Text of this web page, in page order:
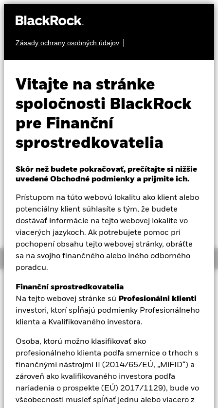
Zásady ochrany osobných údajov
Vitajte na stránke
spoločnosti BlackRock
pre Finanční
sprostredkovatelia
Skôr než budete pokračovať, prečítajte si nižšie
uvedené Obchodné podmienky a prijmite ich.
Prístupom na túto webovú lokalitu ako klient alebo
potenciálny klient súhlasíte s tým, že budete
dostávať informácie na tejto webovej lokalite vo
viacerých jazykoch. Ak potrebujete pomoc pri
pochopení obsahu tejto webovej stránky, obráťte
sa na svojho finančného alebo iného odborného
poradcu.
Finanční sprostredkovatelia
Na tejto webovej stránke sú Profesionálni klienti
investori, ktorí spĺňajú podmienky Profesionálneho
klienta a Kvalifikovaného investora.
Osoba, ktorú možno klasifikovať ako
profesionálneho klienta podľa smernice o trhoch s
finančnými nástrojmi II (2014/65/EÚ, „MiFID“) a
zároveň ako kvalifikovaného investora podľa
nariadenia o prospekte (EÚ) 2017/1129), bude vo
všeobecnosti musieť spĺňať jednu alebo viacero z
Vzdelávanie
Profesionálni investori
Slovakia
iShares
Aladdin
Naša spoločnosť
BGF Euro Flexible
Income Bond Fund
NAV k 06-aug-26
52 WK: 10,47 - 10,81
Zmena NAV za 1 deň k 06-aug-26
EUR 0,00 (0,00%)
Overview
Investičný prístup
Cieľom fondu je maximalizovať návratnosť z vašej investície
kombináciou kapitálového rastu a príjmu z aktív fondu, a to
spôsobom, ktorý bude v súlade so zásadami investovania
správne riadenie (ESG). Fond investuje globálne minimálne
príjmom. Tieto cenné papiere zahŕňajú dlhopisy a nástroje
finančného trhu (teda dlžobné cenné papiere s krátkodobou
splatnosťou). Základnou menou Fondu je euro a menová
expozícia je riadená flexibilne. Alokácia aktív fondu bude
odrážať jeho základnú menu euro, a teda aj zloženie portfólia,
ktoré môže byť odlišné v porovnaní s podobným fondom so